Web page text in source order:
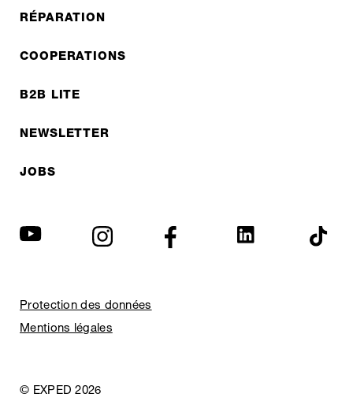
RÉPARATION
COOPERATIONS
B2B LITE
NEWSLETTER
JOBS
Protection des données
Mentions légales
© EXPED 2026